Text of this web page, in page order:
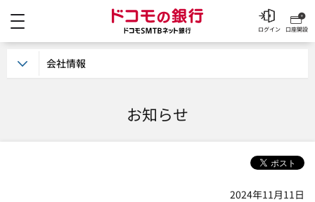
ドコモの銀行 ドコモ
口座開設
ログイン
お知らせ
2024年11月11日
会社情報